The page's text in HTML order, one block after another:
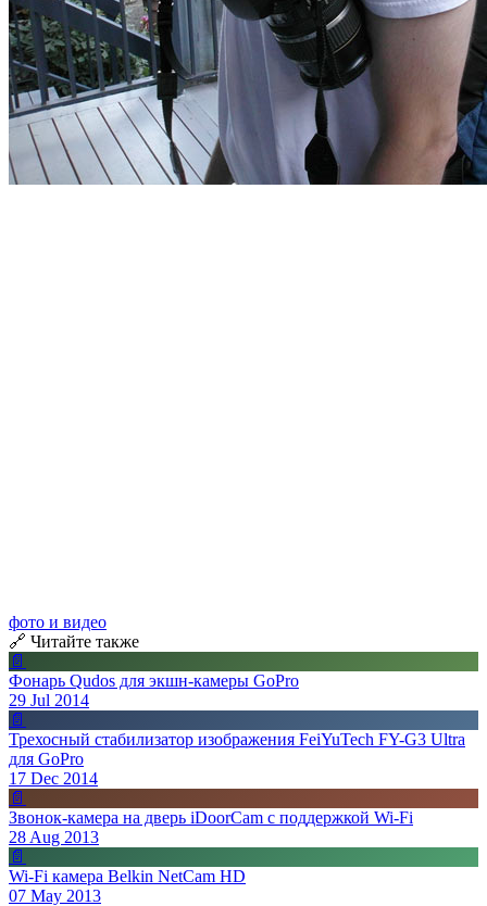
фото и видео
🔗 Читайте также
📄
Фонарь Qudos для экшн-камеры GoPro
29 Jul 2014
📄
Трехосный стабилизатор изображения FeiYuTech FY-G3 Ultra
для GoPro
17 Dec 2014
📄
Звонок-камера на дверь iDoorCam с поддержкой Wi-Fi
28 Aug 2013
📄
Wi-Fi камера Belkin NetCam HD
07 May 2013